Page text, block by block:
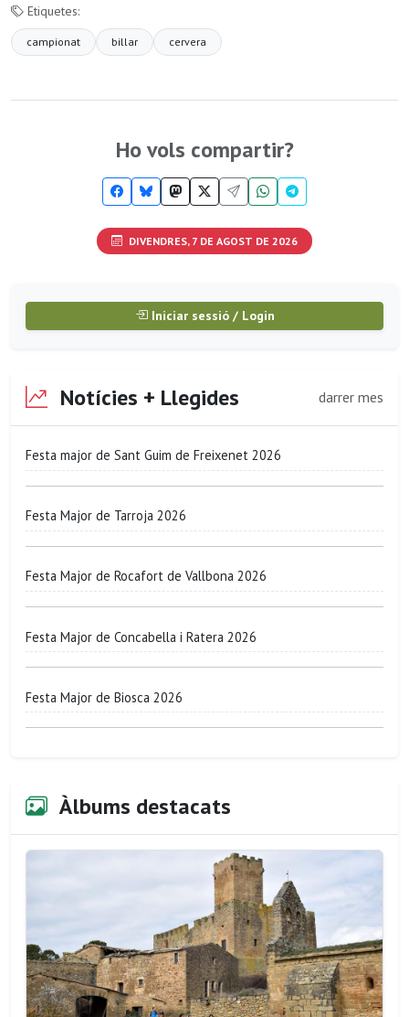
Etiquetes:
campionat billar cervera
Ho vols compartir?
DIVENDRES, 7 DE AGOST DE 2026
Iniciar sessió / Login
Notícies + Llegides darrer mes
Festa major de Sant Guim de Freixenet 2026
Festa Major de Tarroja 2026
Festa Major de Rocafort de Vallbona 2026
Festa Major de Concabella i Ratera 2026
Festa Major de Biosca 2026
Àlbums destacats